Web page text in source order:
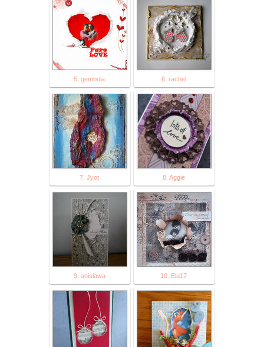
5. gembula 6. rachel
7. Jyot 8. Aggie
9. anislawa 10. Ela17